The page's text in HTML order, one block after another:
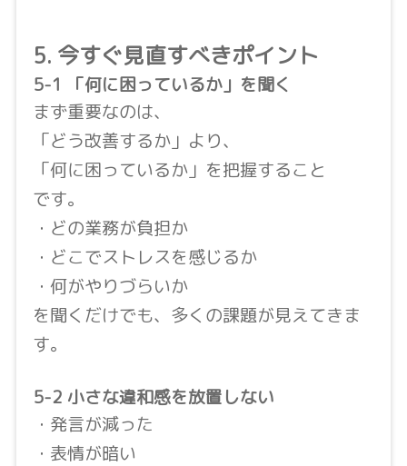
5. 今すぐ見直すべきポイント
5-1 「何に困っているか」を聞く
まず重要なのは、
「どう改善するか」より、
「何に困っているか」を把握すること
です。
・どの業務が負担か
・どこでストレスを感じるか
・何がやりづらいか
を聞くだけでも、多くの課題が見えてきま
す。
5-2 小さな違和感を放置しない
・発言が減った
・表情が暗い